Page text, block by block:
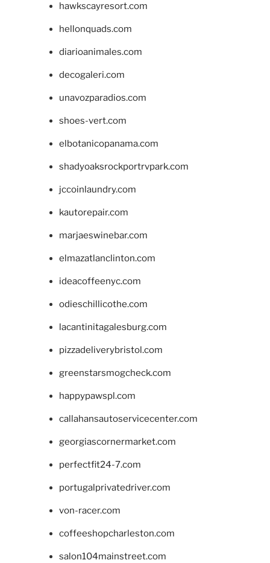
hawkscayresort.com
hellonquads.com
diarioanimales.com
decogaleri.com
unavozparadios.com
shoes-vert.com
elbotanicopanama.com
shadyoaksrockportrvpark.com
jccoinlaundry.com
kautorepair.com
marjaeswinebar.com
elmazatlanclinton.com
ideacoffeenyc.com
odieschillicothe.com
lacantinitagalesburg.com
pizzadeliverybristol.com
greenstarsmogcheck.com
happypawspl.com
callahansautoservicecenter.com
georgiascornermarket.com
perfectfit24-7.com
portugalprivatedriver.com
von-racer.com
coffeeshopcharleston.com
salon104mainstreet.com